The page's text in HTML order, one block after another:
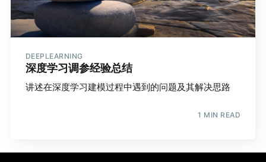
DEEPLEARNING
深度学习调参经验总结
讲述在深度学习建模过程中遇到的问题及其解决思路
1 MIN READ